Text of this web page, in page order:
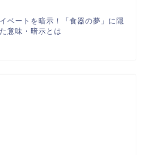
ベートを暗示！「食器の夢」に隠
意味・暗示とは